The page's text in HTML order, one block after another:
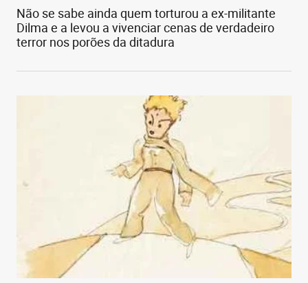
Não se sabe ainda quem torturou a ex-militante
Dilma e a levou a vivenciar cenas de verdadeiro
terror nos porões da ditadura